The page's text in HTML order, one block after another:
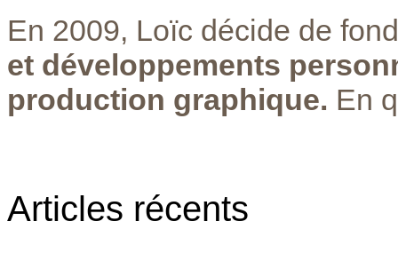
En 2009, Loïc décide de
et développements
production graphique. En
Articles récents